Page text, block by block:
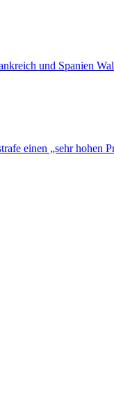
und Spanien
einen „sehr hohen